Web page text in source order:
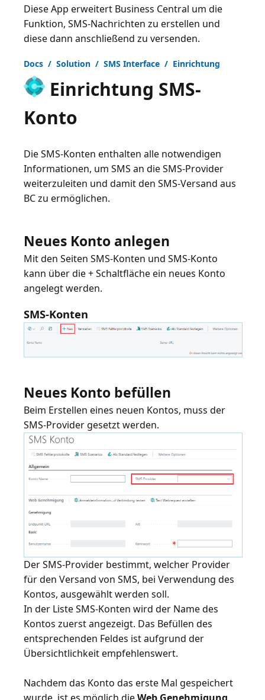
Diese App erweitert Business Central um die
Funktion, SMS-Nachrichten zu erstellen und
diese dann anschließend zu versenden.
Docs / Solution / SMS Interface / Einrichtung
Einrichtung SMS-
Konto
Die SMS-Konten enthalten alle notwendigen
Informationen, um SMS an die SMS-Provider
weiterzuleiten und damit den SMS-Versand aus
BC zu ermöglichen.
Neues Konto anlegen
Mit den Seiten SMS-Konten und SMS-Konto
kann über die + Schaltfläche ein neues Konto
SMS-Konten
Neues Konto befüllen
Beim Erstellen eines neuen Kontos, muss der
Der SMS-Provider bestimmt, welcher Provider
für den Versand von SMS, bei Verwendung des
Kontos, ausgewählt werden soll.
In der ListeSMS-Konten wird der Name des
Kontos zuerst angezeigt. Das Befüllen des
entsprechenden Feldes ist aufgrund der
Übersichtlichkeit empfehlenswert.
Nachdem das Konto das erste Mal gespeichert